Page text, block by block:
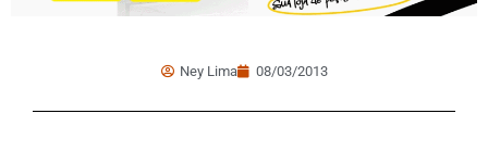
Ney Lima 08/03/2013